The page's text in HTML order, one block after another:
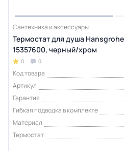
Сантехника и аксессуары
Термостат для душа
15357600, черный/хром
0 0
Код товара
Артикул
Гарантия
Гибкая подводка в комплекте
Материал
Термостат